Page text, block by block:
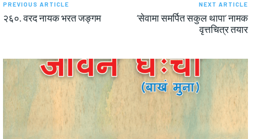
PREVIOUS ARTICLE
२६०. वरद नायक भरत जङ्गम
NEXT ARTICLE
‘सेवामा समर्पित सकुल थापा’ नामक
वृत्तचित्र तयार